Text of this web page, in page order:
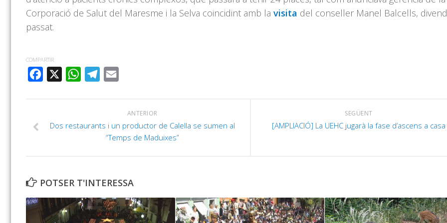
Corporació de Salut del Maresme i la Selva coincidint amb la visita del conseller Manel Balcells,
passat.
COMPARTIR
FACEBOOK
WHATSAPPTELEGRAM
SEGÜENT
[AMPLIACIÓ] La UEHC jugarà la fase d’ascens a casa
ANTERIOR
Dos restaurants i un productor de Calella se sumen al
“Temps de Maduixes”
POTSER T'INTERESSA